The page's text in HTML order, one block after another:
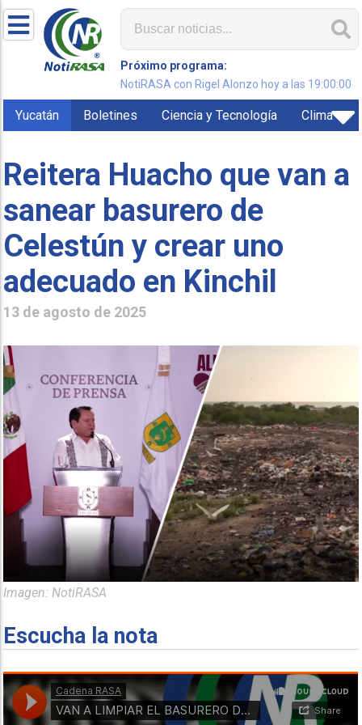
Próximo programa:
NotiRASA con Rigel Alonzo hoy a las 19:00:00
Yucatán Boletines Ciencia y Tecnología Clima
Reitera Huacho que van a
sanear basurero de
Celestún y crear uno
adecuado en Kinchil
13 de agosto de 2025
Imagen: NotiRASA
Escucha la nota